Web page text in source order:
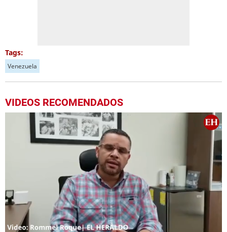
Tags:
Venezuela
VIDEOS RECOMENDADOS